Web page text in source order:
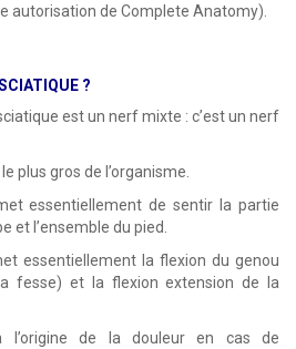
autorisation de Complete Anatomy).
?
est un nerf mixte : c’est un nerf
plus gros de l’organisme.
essentiellement de sentir la partie
et l’ensemble du pied.
essentiellement la flexion du genou
fesse) et la flexion extension de la
l’origine de la douleur en cas de